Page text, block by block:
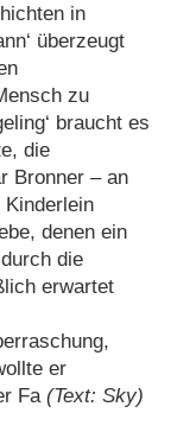
in
überzeugt
zu
braucht es
die
Bronner – an
Kinderlein
denen ein
die
erwartet
er
Fa (Text: Sky)